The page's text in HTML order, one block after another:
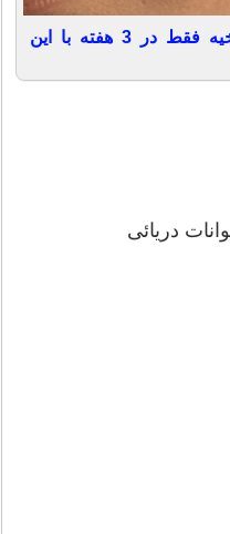
کاهش چشمگیر جای زخم و بخیه فقط در 3 هفته با این
دریائی